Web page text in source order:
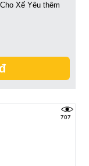
Xế Yêu thêm
707